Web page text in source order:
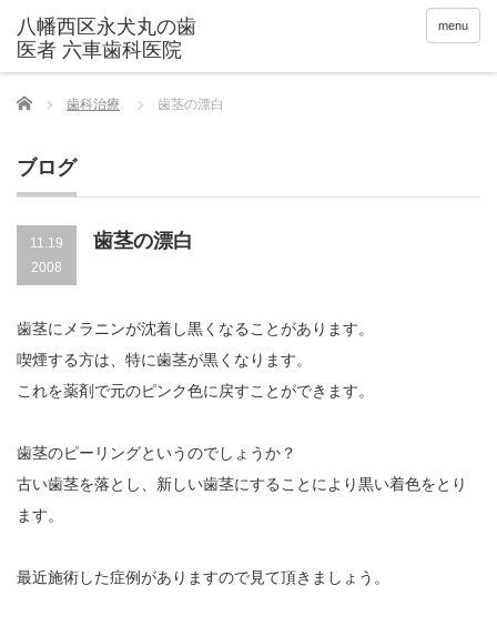
menu
Home 歯科治療 歯茎の漂白
ブログ
11.19
2008
歯茎の漂白
歯茎にメラニンが沈着し黒くなることがあります。
喫煙する方は、特に歯茎が黒くなります。
これを薬剤で元のピンク色に戻すことができます。
歯茎のピーリングというのでしょうか？
古い歯茎を落とし、新しい歯茎にすることにより黒い着色をとり
ます。
最近施術した症例がありますので見て頂きましょう。